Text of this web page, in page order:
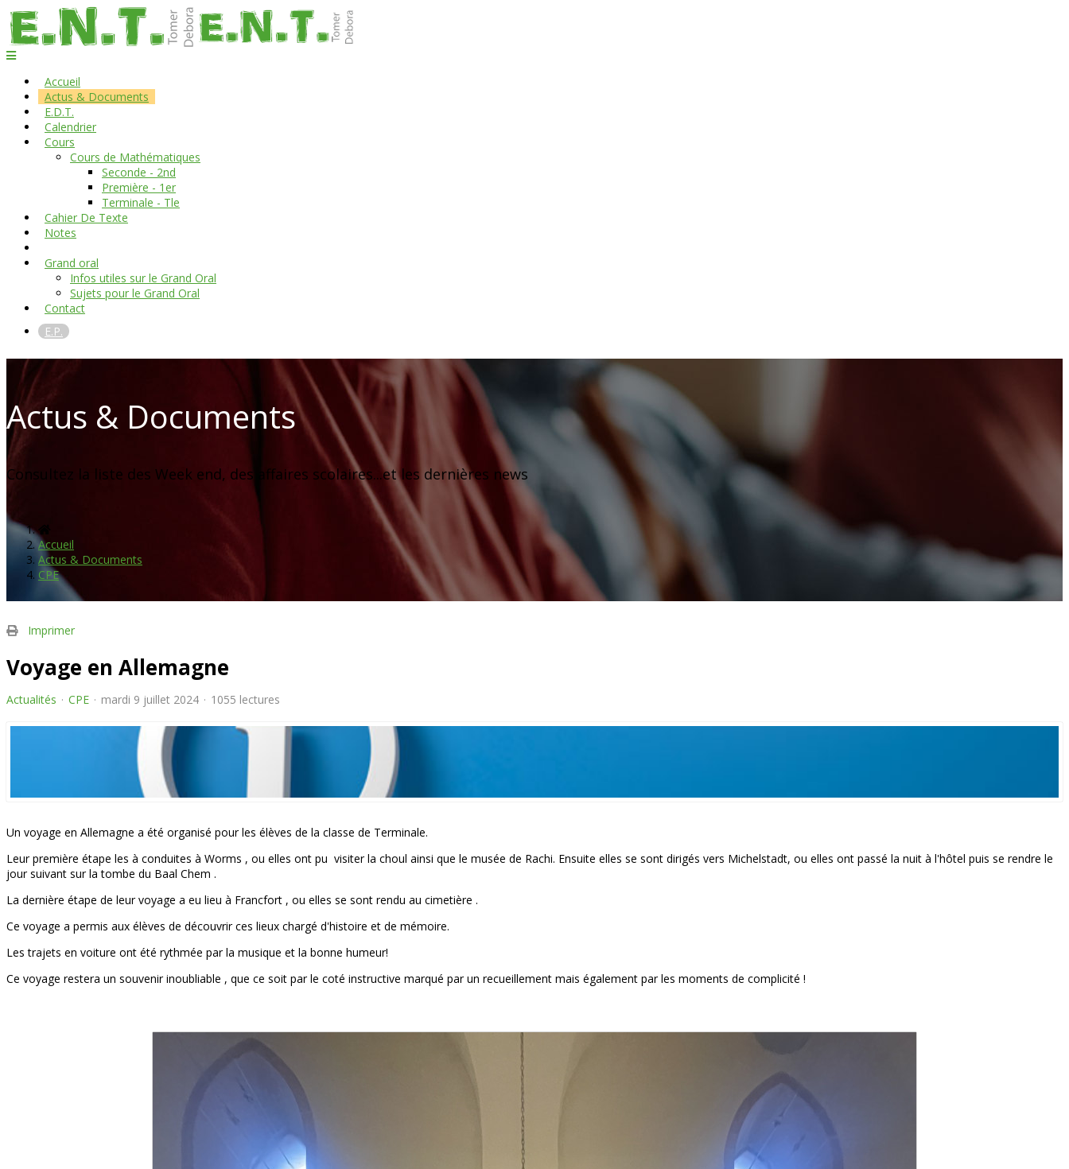
Accueil
Actus & Documents
E.D.T.
Calendrier
Cours
Cours de Mathématiques
Seconde - 2nd
Première - 1er
Terminale - Tle
Cahier De Texte
Notes
Grand oral
Infos utiles sur le Grand Oral
Sujets pour le Grand Oral
Contact
E.P.
Actus & Documents
Consultez la liste des Week end, des affaires scolaires...et les dernières news
Accueil
Actus & Documents
CPE
Imprimer
Voyage en Allemagne
Actualités CPE mardi 9 juillet 2024 1055 lectures
Un voyage en Allemagne a été organisé pour les élèves de la classe de Terminale.
Leur première étape les à conduites à Worms , ou elles ont pu visiter la choul ainsi que le musée de Rachi. Ensuite elles se sont dirigés vers Michelstadt, ou elles ont passé la nuit à l'hôtel puis se rendre le
jour suivant sur la tombe du Baal Chem .
La dernière étape de leur voyage a eu lieu à Francfort , ou elles se sont rendu au cimetière .
Ce voyage a permis aux élèves de découvrir ces lieux chargé d'histoire et de mémoire.
Les trajets en voiture ont été rythmée par la musique et la bonne humeur!
Ce voyage restera un souvenir inoubliable , que ce soit par le coté instructive marqué par un recueillement mais également par les moments de complicité !